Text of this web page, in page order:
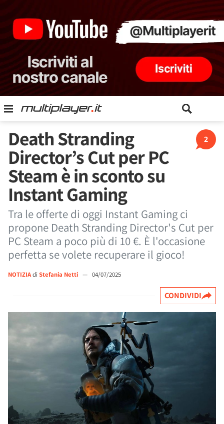
2
Death Stranding
Director’s Cut per PC
Steam è in sconto su
Instant Gaming
Tra le offerte di oggi Instant Gaming ci
propone Death Stranding Director's Cut per
PC Steam a poco più di 10 €. È l'occasione
perfetta se volete recuperare il gioco!
NOTIZIAdi Stefania Netti — 04/07/2025
CONDIVIDI